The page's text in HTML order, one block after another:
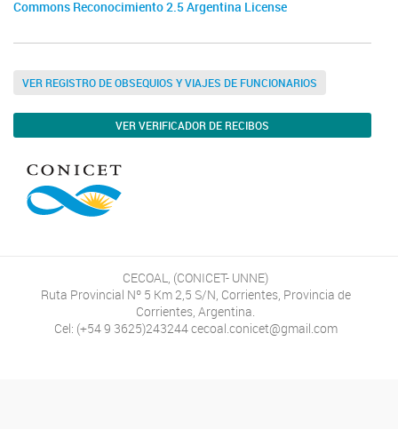
Commons Reconocimiento 2.5 Argentina License
VER REGISTRO DE OBSEQUIOS Y VIAJES DE FUNCIONARIOS
VER VERIFICADOR DE RECIBOS
CECOAL, (CONICET- UNNE)
Ruta Provincial Nº 5 Km 2,5 S/N, Corrientes, Provincia de
Corrientes, Argentina.
Cel: (+54 9 3625)243244 cecoal.conicet@gmail.com